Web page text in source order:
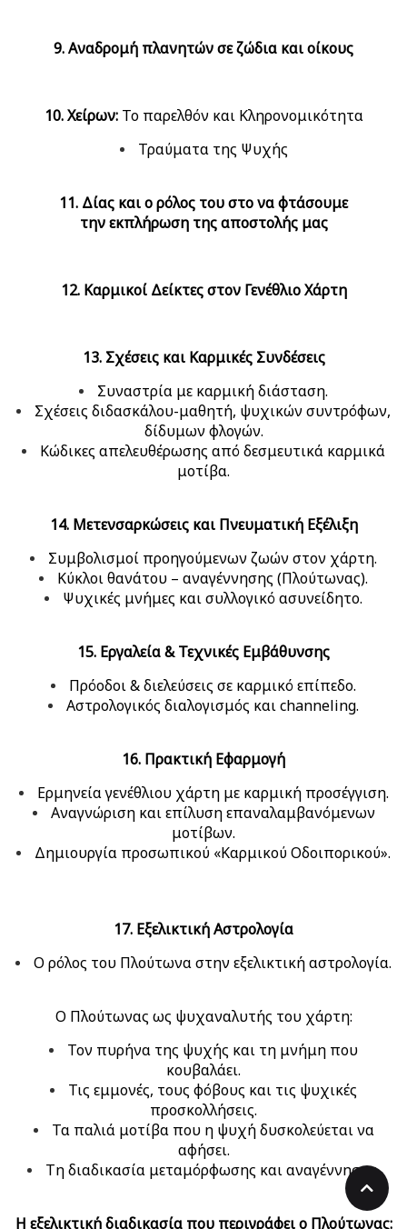
9. Αναδρομή πλανητών σε ζώδια και οίκους
10. Χείρων:Το παρελθόν και Κληρονομικότητα
Τραύματα της Ψυχής
11. Δίας και ο ρόλος του στο να φτάσουμε
την εκπλήρωση της αποστολής μας
12. Καρμικοί Δείκτες στον Γενέθλιο Χάρτη
13. Σχέσεις και Καρμικές Συνδέσεις
Συναστρία με καρμική διάσταση.
Σχέσεις διδασκάλου-μαθητή, ψυχικών συντρόφων,
δίδυμων φλογών.
Κώδικες απελευθέρωσης από δεσμευτικά καρμικά
μοτίβα.
14. Μετενσαρκώσεις και Πνευματική Εξέλιξη
Συμβολισμοί προηγούμενων ζωών στον χάρτη.
Κύκλοι θανάτου – αναγέννησης (Πλούτωνας).
Ψυχικές μνήμες και συλλογικό ασυνείδητο.
15. Εργαλεία & Τεχνικές Εμβάθυνσης
Πρόοδοι & διελεύσεις σε καρμικό επίπεδο.
Αστρολογικός διαλογισμός και channeling.
16. Πρακτική Εφαρμογή
Ερμηνεία γενέθλιου χάρτη με καρμική προσέγγιση.
Αναγνώριση και επίλυση επαναλαμβανόμενων
μοτίβων.
Δημιουργία προσωπικού «Καρμικού Οδοιπορικού».
17. Εξελικτική Αστρολογία
Ο ρόλος του Πλούτωνα στην εξελικτική αστρολογία.
Ο Πλούτωνας ως ψυχαναλυτής του χάρτη:
Τον πυρήνα της ψυχής και τη μνήμη που
κουβαλάει.
Τις εμμονές, τους φόβους και τις ψυχικές
προσκολλήσεις.
Τα παλιά μοτίβα που η ψυχή δυσκολεύεται να
αφήσει.
Τη διαδικασία μεταμόρφωσης και αναγέννησης.
Η εξελικτική διαδικασία που περιγράφει ο Πλούτωνας: